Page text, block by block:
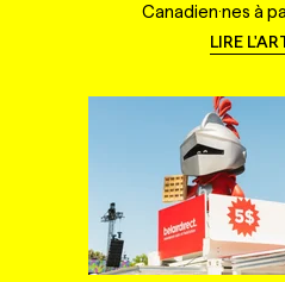
Canadien·nes à
LIRE